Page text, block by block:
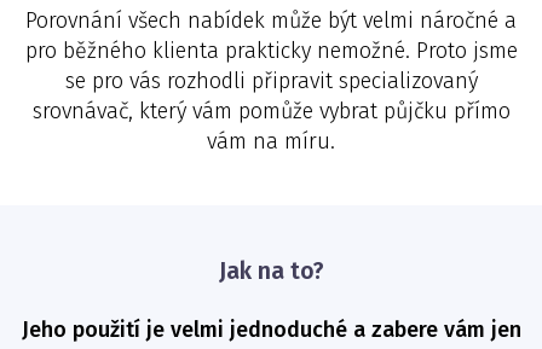
Porovnání všech nabídek může být velmi náročné a
pro běžného klienta prakticky nemožné. Proto jsme
se pro vás rozhodli připravit specializovaný
srovnávač, který vám pomůže vybrat půjčku přímo
vám na míru.
Jak na to?
Jeho použití je velmi jednoduché a zabere vám jen